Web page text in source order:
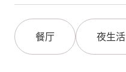
餐厅 夜生活